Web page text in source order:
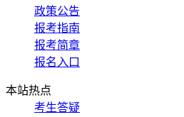
政策公告
报考指南
报考简章
报名入口
本站热点
考生答疑